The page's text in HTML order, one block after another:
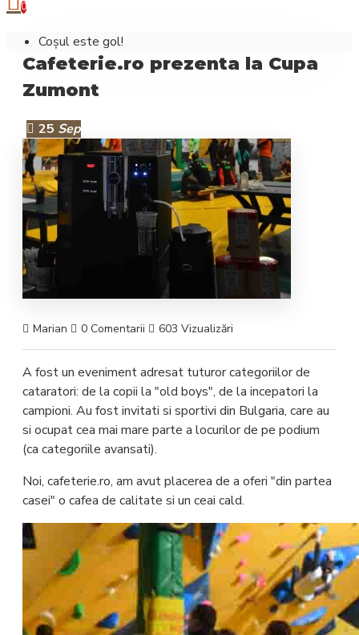
0
Coșul este gol!
Cafeterie.ro prezenta la Cupa
Zumont
25 Sep
Marian 0 Comentarii 603 Vizualizări
A fost un eveniment adresat tuturor categoriilor de
cataratori: de la copii la "old boys", de la incepatori la
campioni. Au fost invitati si sportivi din Bulgaria, care au
si ocupat cea mai mare parte a locurilor de pe podium
(ca categoriile avansati).
Noi, cafeterie.ro, am avut placerea de a oferi "din partea
casei" o cafea de calitate si un ceai cald.